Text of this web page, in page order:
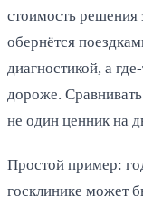
стоимость
обернётся
диагностикой, а
дороже.
не один ценник на
Простой пример:
госклинике может